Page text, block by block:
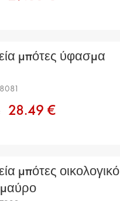
μπότες ύφασμα
28.49 €
μπότες οικολογικό